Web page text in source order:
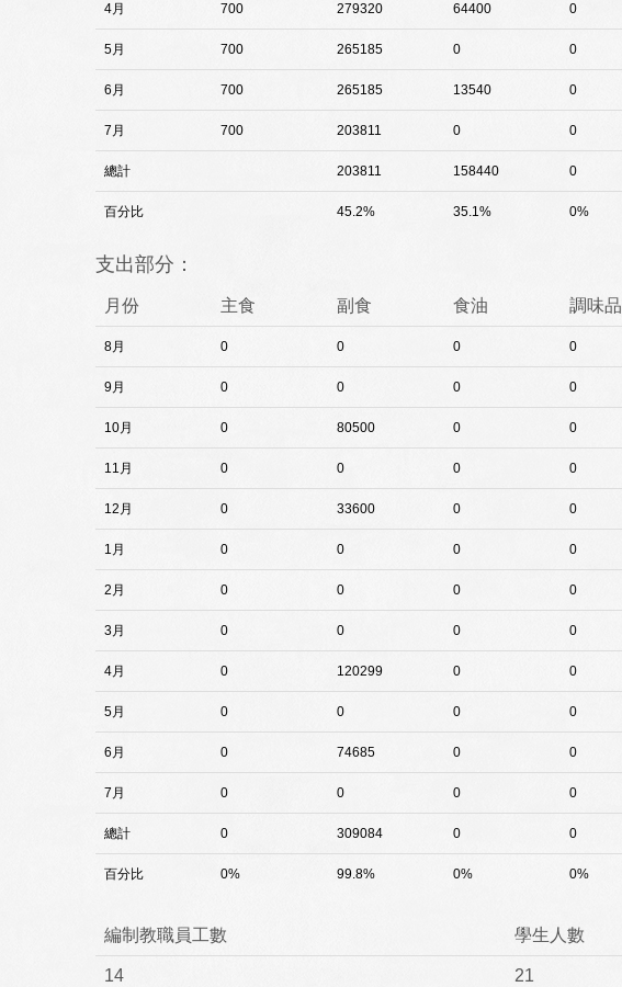
4月 700 279320 64400 0
5月 700 265185 0 0
6月 700 265185 13540 0
7月 700 203811 0 0
總計 203811 158440 0
百分比 45.2% 35.1% 0%
支出部分：
月份 主食 副食 食油 調味品
8月 0 0 0 0
9月 0 0 0 0
10月 0 80500 0 0
11月 0 0 0 0
12月 0 33600 0 0
1月 0 0 0 0
2月 0 0 0 0
3月 0 0 0 0
4月 0 120299 0 0
5月 0 0 0 0
6月 0 74685 0 0
7月 0 0 0 0
總計 0 309084 0 0
百分比 0% 99.8% 0% 0%
編制教職員工數 學生人數
14 21